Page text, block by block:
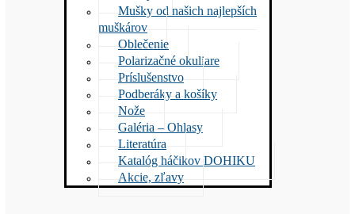
Mušky od našich najlepších
muškárov
Oblečenie
Polarizačné okuliare
Príslušenstvo
Podberáky a košíky
Nože
Galéria – Ohlasy
Literatúra
Katalóg háčikov DOHIKU
Akcie, zľavy